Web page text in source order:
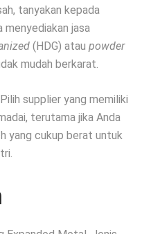
tanyakan kepada
menyediakan jasa
(HDG) atau powder
mudah berkarat.
Pilih supplier yang memiliki
terutama jika Anda
yang cukup berat untuk